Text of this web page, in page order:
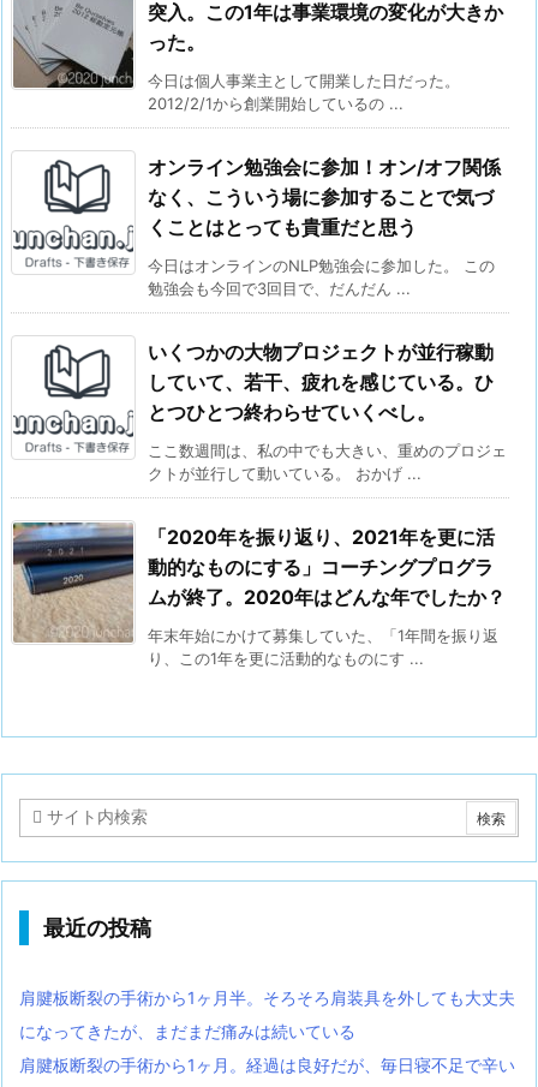
突入。この1年は事業環境の変化が大きか
った。
今日は個人事業主として開業した日だった。
2012/2/1から創業開始しているの ...
オンライン勉強会に参加！オン/オフ関係
なく、こういう場に参加することで気づ
くことはとっても貴重だと思う
今日はオンラインのNLP勉強会に参加した。 この
勉強会も今回で3回目で、だんだん ...
いくつかの大物プロジェクトが並行稼動
していて、若干、疲れを感じている。ひ
とつひとつ終わらせていくべし。
ここ数週間は、私の中でも大きい、重めのプロジェ
クトが並行して動いている。 おかげ ...
「2020年を振り返り、2021年を更に活
動的なものにする」コーチングプログラ
ムが終了。2020年はどんな年でしたか？
年末年始にかけて募集していた、「1年間を振り返
り、この1年を更に活動的なものにす ...
最近の投稿
肩腱板断裂の手術から1ヶ月半。そろそろ肩装具を外しても大丈夫
になってきたが、まだまだ痛みは続いている
肩腱板断裂の手術から1ヶ月。経過は良好だが、毎日寝不足で辛い